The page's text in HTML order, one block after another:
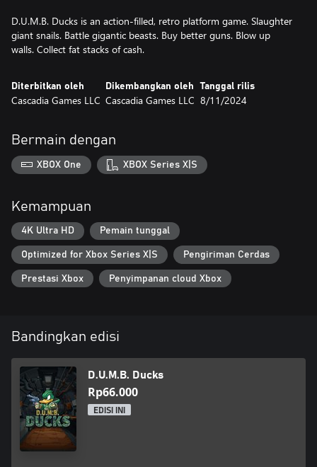
D.U.M.B. Ducks is an action-filled, retro platform game. Slaughter
giant snails. Battle gigantic beasts. Buy better guns. Blow up
walls. Collect fat stacks of cash.
Diterbitkan oleh
Cascadia Games LLC
Dikembangkan oleh
Cascadia Games LLC
Tanggal rilis
8/11/2024
Bermain dengan
XBOX One XBOX Series X|S
Kemampuan
4K Ultra HD Pemain tunggal
Optimized for Xbox Series X|S Pengiriman Cerdas
Prestasi Xbox Penyimpanan cloud Xbox
Bandingkan edisi
D.U.M.B. Ducks
Rp66.000
EDISI INI